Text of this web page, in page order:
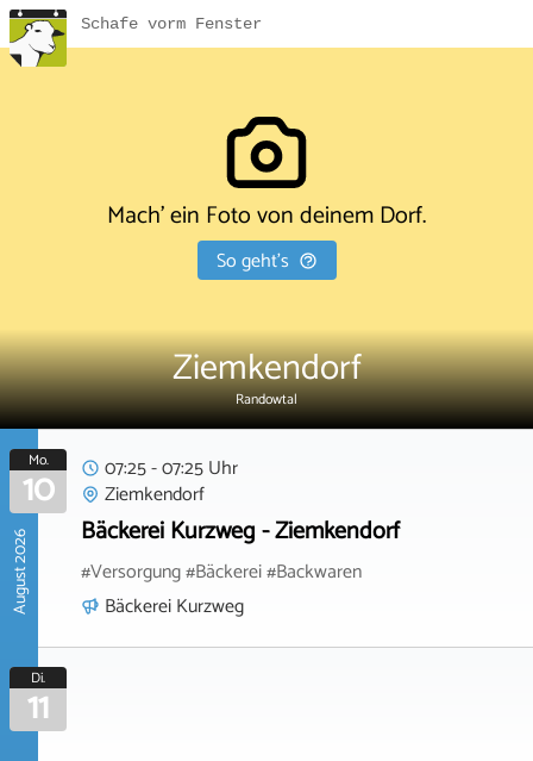
Schafe vorm Fenster
Mach' ein Foto von deinem Dorf.
So geht's
Ziemkendorf
Randowtal
August 2026
Mo.
10
07:25 - 07:25 Uhr
Ziemkendorf
Bäckerei Kurzweg - Ziemkendorf
#Versorgung #Bäckerei #Backwaren
Bäckerei Kurzweg
Di.
11